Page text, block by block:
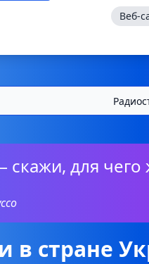
Веб-
для чего
в стране